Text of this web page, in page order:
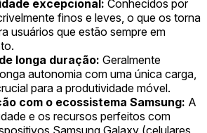
excepcional: Conhecidos por
finos e leves, o que os torna
usuários que estão sempre em
longa duração: Geralmente
autonomia com uma única carga,
para a produtividade móvel.
com o ecossistema Samsung: A
e os recursos perfeitos com
Samsung Galaxy (celulares,